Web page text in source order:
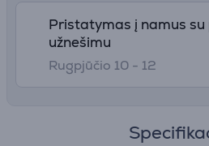
Pristatymas į namus su
užnešimu
Rugpjūčio 10 - 12